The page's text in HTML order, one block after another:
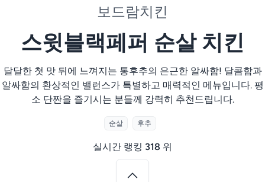
보드람치킨
스윗블랙페퍼 순살 치킨
달달한 첫 맛 뒤에 느껴지는 통후추의 은근한 알싸함! 달콤함과
알싸함의 환상적인 밸런스가 특별하고 매력적인 메뉴입니다. 평
소 단짠을 즐기시는 분들께 강력히 추천드립니다.
순살 후추
실시간 랭킹 318 위